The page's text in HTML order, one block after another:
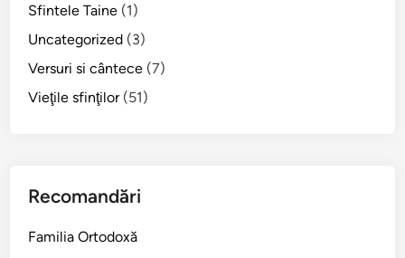
d
o
e
d
p
r
u
Sfintele Taine (1)
Uncategorized (3)
Versuri si cântece (7)
Vieţile sfinţilor(51)
Recomandări
Familia Ortodoxă